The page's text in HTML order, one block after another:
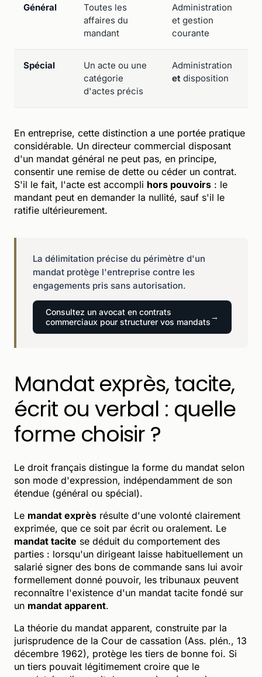
Général
Toutes les
affaires du
mandant
Administration
et gestion
courante
Spécial
Un acte ou une
catégorie
d'actes précis
Administration
et disposition
En entreprise, cette distinction a une portée pratique
considérable. Un directeur commercial disposant
d'un mandat général ne peut pas, en principe,
consentir une remise de dette ou céder un contrat.
S'il le fait, l'acte est accompli hors pouvoirs : le
mandant peut en demander la nullité, sauf s'il le
ratifie ultérieurement.
La délimitation précise du périmètre d'un
mandat protège l'entreprise contre les
engagements pris sans autorisation.
Consultez un avocat en contrats
commerciaux pour structurer vos mandats
Mandat exprès, tacite,
écrit ou verbal : quelle
forme choisir ?
Le droit français distingue la forme du mandat selon
son mode d'expression, indépendamment de son
étendue (général ou spécial).
Le mandat exprès résulte d'une volonté clairement
exprimée, que ce soit par écrit ou oralement. Le
mandat tacite se déduit du comportement des
parties : lorsqu'un dirigeant laisse habituellement un
salarié signer des bons de commande sans lui avoir
formellement donné pouvoir, les tribunaux peuvent
reconnaître l'existence d'un mandat tacite fondé sur
un mandat apparent.
La théorie du mandat apparent, construite par la
jurisprudence de la Cour de cassation (Ass. plén., 13
décembre 1962), protège les tiers de bonne foi. Si
un tiers pouvait légitimement croire que le